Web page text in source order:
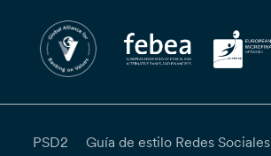
PSD2
Guía de estilo Redes Sociales